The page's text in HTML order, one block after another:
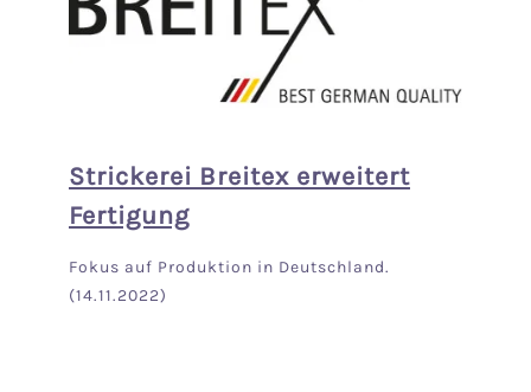
Strickerei Breitex erweitert
Fertigung
Fokus auf Produktion in Deutschland.
(14.11.2022)